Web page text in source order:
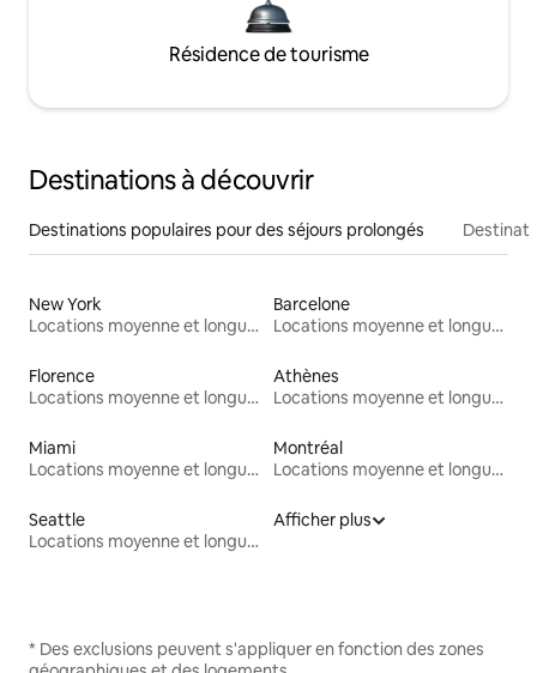
Résidence de tourisme
Destinations à découvrir
Destinations populaires pour des séjours prolongés
New York
Locations moyenne et longue durée
Barcelone
Locations moyenne et longue durée
Florence
Locations moyenne et longue durée
Athènes
Locations moyenne et longue durée
Miami
Locations moyenne et longue durée
Montréal
Locations moyenne et longue durée
Seattle
Locations moyenne et longue durée
Afficher plus
* Des exclusions peuvent s'appliquer en fonction des zones